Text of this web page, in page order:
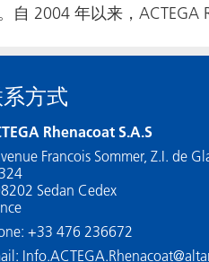
自 2004 年以来，
方式
Rhenacoat S.A.S
Francois Sommer, Z.I. de
Sedan Cedex
+33 476 236672